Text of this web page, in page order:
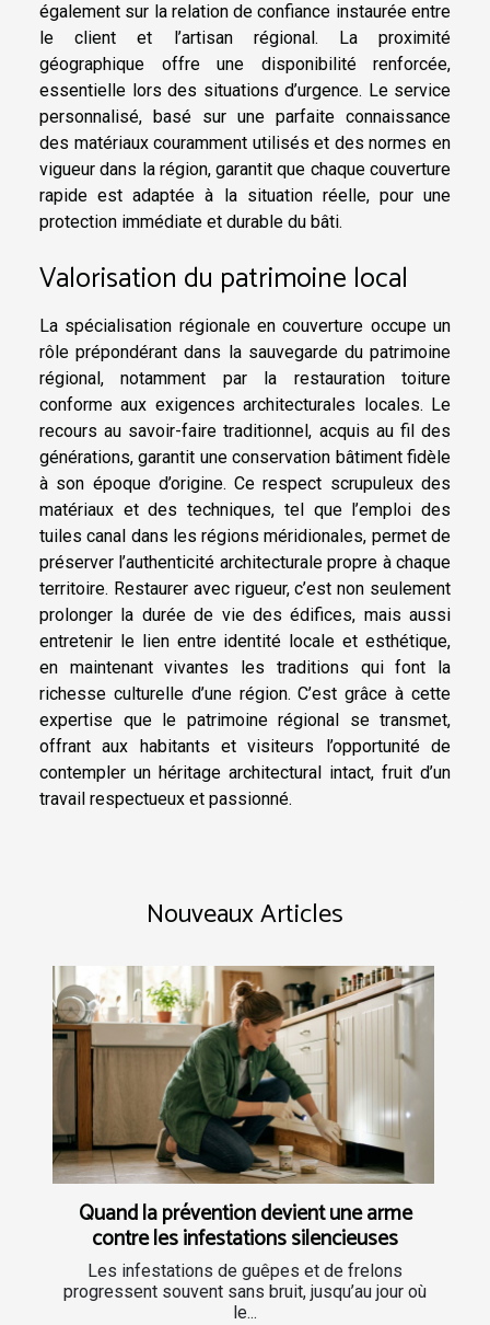
également sur la relation de confiance instaurée entre
le client et l’artisan régional. La proximité
géographique offre une disponibilité renforcée,
essentielle lors des situations d’urgence. Le service
personnalisé, basé sur une parfaite connaissance
des matériaux couramment utilisés et des normes en
vigueur dans la région, garantit que chaque couverture
rapide est adaptée à la situation réelle, pour une
protection immédiate et durable du bâti.
Valorisation du patrimoine local
La spécialisation régionale en couverture occupe un
rôle prépondérant dans la sauvegarde du patrimoine
régional, notamment par la restauration toiture
conforme aux exigences architecturales locales. Le
recours au savoir-faire traditionnel, acquis au fil des
générations, garantit une conservation bâtiment fidèle
à son époque d’origine. Ce respect scrupuleux des
matériaux et des techniques, tel que l’emploi des
tuiles canal dans les régions méridionales, permet de
préserver l’authenticité architecturale propre à chaque
territoire. Restaurer avec rigueur, c’est non seulement
prolonger la durée de vie des édifices, mais aussi
entretenir le lien entre identité locale et esthétique,
en maintenant vivantes les traditions qui font la
richesse culturelle d’une région. C’est grâce à cette
expertise que le patrimoine régional se transmet,
offrant aux habitants et visiteurs l’opportunité de
contempler un héritage architectural intact, fruit d’un
travail respectueux et passionné.
Nouveaux Articles
Quand la prévention devient une arme
contre les infestations silencieuses
Les infestations de guêpes et de frelons
progressent souvent sans bruit, jusqu’au jour où
le...